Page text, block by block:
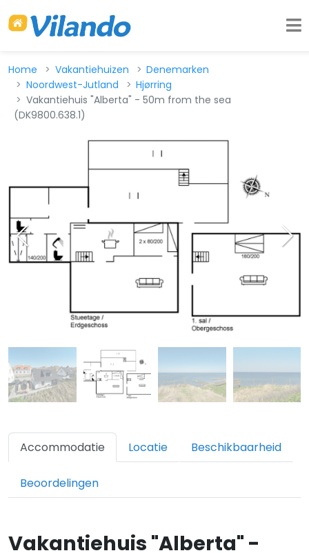
Home Vakantiehuizen
Denemarken
Noordwest-Jutland
Hjørring
Vakantiehuis "Alberta" - 50m from the sea
(DK9800.638.1)
Accommodatie Locatie Beschikbaarheid
Beoordelingen
Vakantiehuis "Alberta" -